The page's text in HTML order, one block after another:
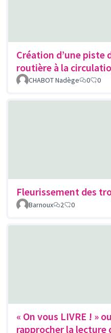
Création d’une piste
routière à la
CHABOT Nadège 0 0
Fleurissement des
Barnoux
2 0
« On vous LIVRE ! »
rapprocher la lecture